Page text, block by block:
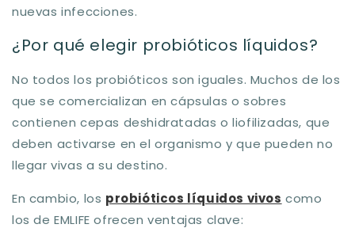
nuevas infecciones.
¿Por qué elegir probióticos líquidos?
No todos los probióticos son iguales. Muchos de los
que se comercializan en cápsulas o sobres
contienen cepas deshidratadas o liofilizadas, que
deben activarse en el organismo y que pueden no
llegar vivas a su destino.
En cambio, los probióticos líquidos vivos como
los de EMLIFE ofrecen ventajas clave: